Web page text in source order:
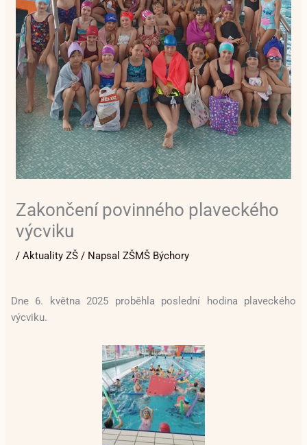
Zakončení povinného plaveckého
výcviku
/Aktuality ZŠ / NapsalZŠMŠ Býchory
Dne 6. května 2025 proběhla poslední hodina plaveckého
výcviku.